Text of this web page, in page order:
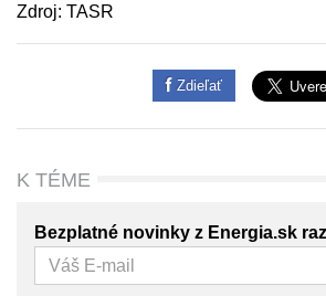
Zdroj: TASR
Zdieľať
K TÉME
Bezplatné novinky z Energia.sk